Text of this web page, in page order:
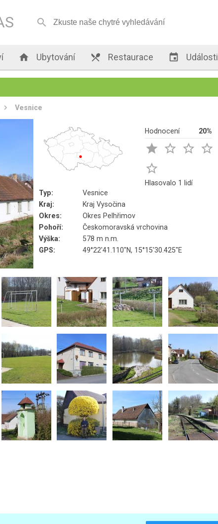

 Ubytování  Restaurace  Události
Vesnice
Hodnocení 20%
   

Hlasovalo 1 lidí
Typ:
Vesnice
Kraj:
Kraj Vysočina
Okres:
Okres Pelhřimov
Pohoří:
Českomoravská vrchovina
Výška:
578 m n.m.
GPS:
49°22'41.110"N, 15°15'30.425"E